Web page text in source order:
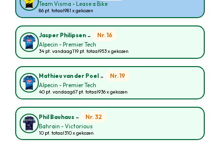
Team Visma - Lease a Bike
86 pt. totaal981 x gekozen
Jasper Philipsen - Nr. 16
Alpecin - Premier Tech
34 pt. vandaag119 pt. totaal953 x gekozen
Mathieu van der Poel - Nr. 19
Alpecin - Premier Tech
40 pt. vandaag67 pt. totaal936 x gekozen
Phil Bauhaus - Nr. 32
Bahrain - Victorious
10 pt. totaal310 x gekozen